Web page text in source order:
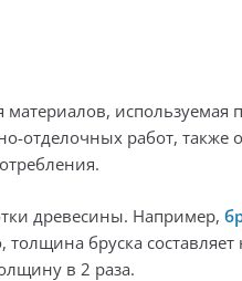
используемая
отделочных работ, также
древесины. Например,
бруска
в 2 раза.